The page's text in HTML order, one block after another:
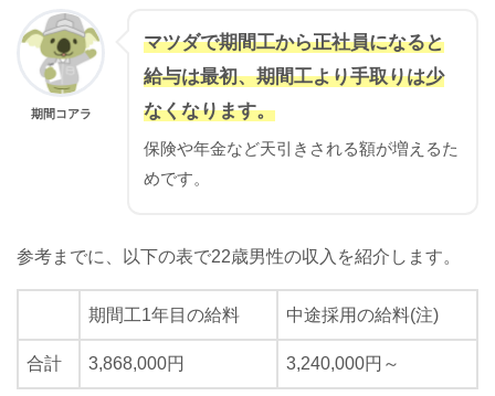
期間コアラ
マツダで期間工から正社員になると
給与は最初、期間工より手取りは少
なくなります。
保険や年金など天引きされる額が増えるた
めです。
参考までに、以下の表で22歳男性の収入を紹介します。
期間工1年目の給料 中途採用の給料(注)
合計 3,868,000円 3,240,000円～